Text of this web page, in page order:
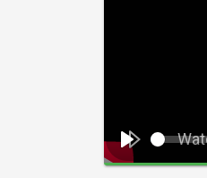
Play